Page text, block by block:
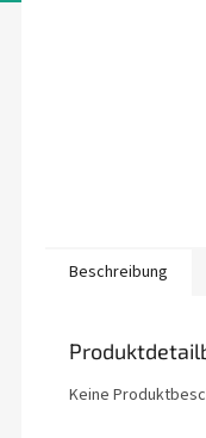
Beschreibung
Keine